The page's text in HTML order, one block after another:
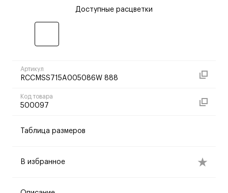
Доступные расцветки
Артикул
RCCMSS715A005086W 888
Код товара
500097
Таблица размеров
В избранное